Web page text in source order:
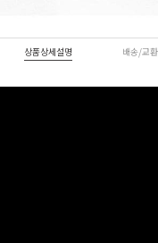
상품상세설명 배송/교